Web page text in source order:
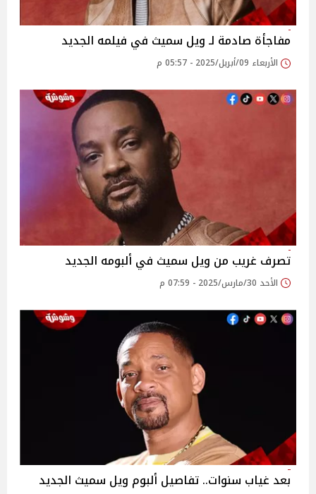
مفاجأة صادمة لـ ويل سميث في فيلمه الجديد
الأربعاء 09/أبريل/2025 - 05:57 م
تصرف غريب من ويل سميث في ألبومه الجديد
الأحد 30/مارس/2025 - 07:59 م
بعد غياب سنوات.. تفاصيل ألبوم ويل سميث الجديد